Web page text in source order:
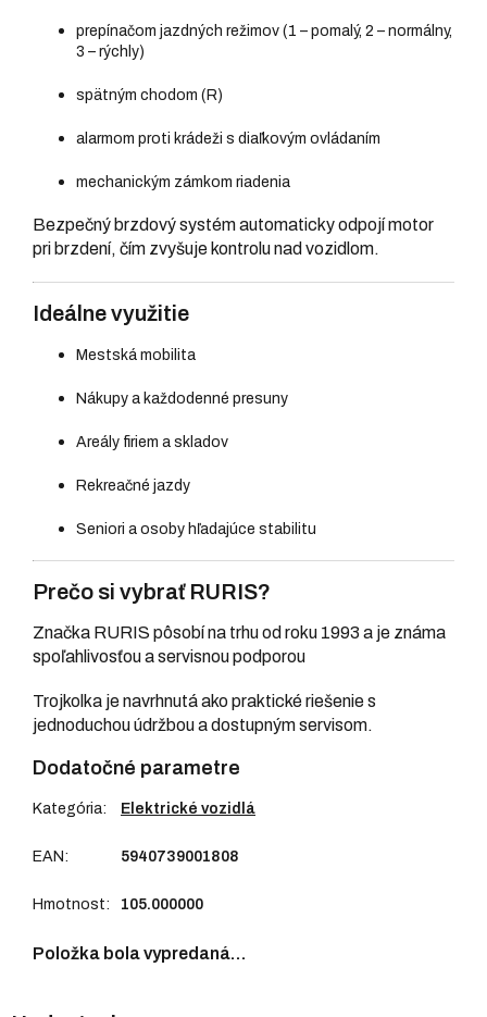
prepínačom jazdných režimov (1 – pomalý, 2 – normálny,
3 – rýchly)
spätným chodom (R)
alarmom proti krádeži s diaľkovým ovládaním
mechanickým zámkom riadenia
Bezpečný brzdový systém automaticky odpojí motor
pri brzdení, čím zvyšuje kontrolu nad vozidlom.
Ideálne využitie
Mestská mobilita
Nákupy a každodenné presuny
Areály firiem a skladov
Rekreačné jazdy
Seniori a osoby hľadajúce stabilitu
Prečo si vybrať RURIS?
Značka RURIS pôsobí na trhu od roku 1993 a je známa
spoľahlivosťou a servisnou podporou
Trojkolka je navrhnutá ako praktické riešenie s
jednoduchou údržbou a dostupným servisom.
Dodatočné parametre
Kategória: Elektrické vozidlá
EAN : 5940739001808
Hmotnost: 105.000000
Položka bola vypredaná…